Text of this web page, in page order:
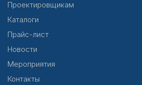
Проектировщикам
Каталоги
Прайс-лист
Новости
Мероприятия
Контакты